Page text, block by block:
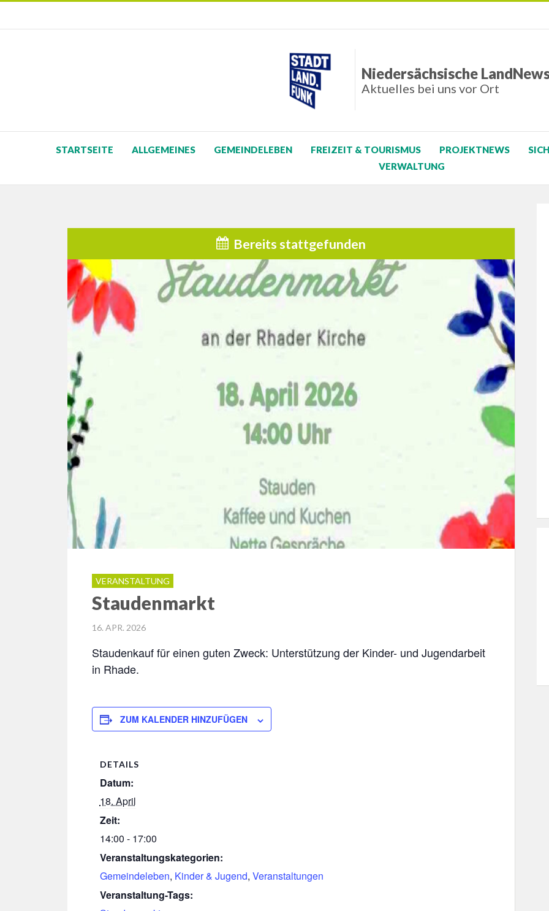
Niedersächsische
Aktuelles bei uns vor Ort
STARTSEITE ALLGEMEINES GEMEINDELEBEN FREIZEIT & TOURISMUS PROJEKTNEWS
VERWALTUNG
Bereits stattgefunden
VERANSTALTUNG
Staudenmarkt
POSTED
16. APR. 2026
Staudenkauf für einen guten Zweck: Unterstützung der Kinder- und Jugendarbeit
in Rhade.
ZUM KALENDER HINZUFÜGEN
DETAILS
Datum:
18. April
Zeit:
14:00 - 17:00
Veranstaltungskategorien:
Gemeindeleben, Kinder & Jugend, Veranstaltungen
Veranstaltung-Tags: